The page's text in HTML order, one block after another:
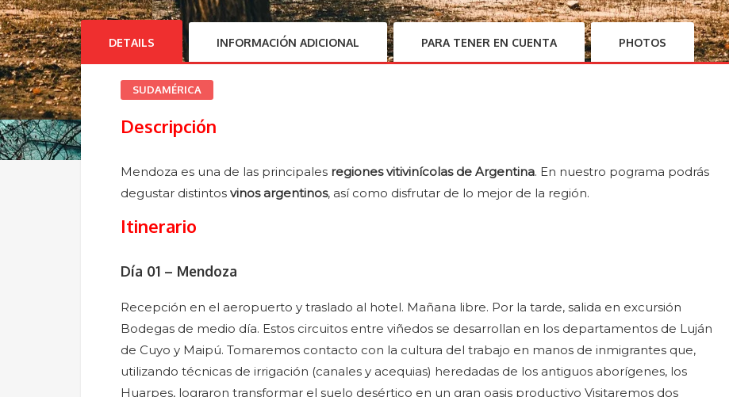
DETAILS INFORMACIÓN ADICIONAL PARA TENER EN CUENTA PHOTOS
SUDAMÉRICA
Descripción
Mendoza es una de las principales regiones vitivinícolas de Argentina. En nuestro pograma podrás
degustar distintos vinos argentinos, así como disfrutar de lo mejor de la región.
Itinerario
Día 01 – Mendoza
Recepción en el aeropuerto y traslado al hotel. Mañana libre. Por la tarde, salida en excursión
Bodegas de medio día. Estos circuitos entre viñedos se desarrollan en los departamentos de Luján
de Cuyo y Maipú. Tomaremos contacto con la cultura del trabajo en manos de inmigrantes que,
utilizando técnicas de irrigación (canales y acequias) heredadas de los antiguos aborígenes, los
Huarpes, lograron transformar el suelo desértico en un gran oasis productivo Visitaremos dos